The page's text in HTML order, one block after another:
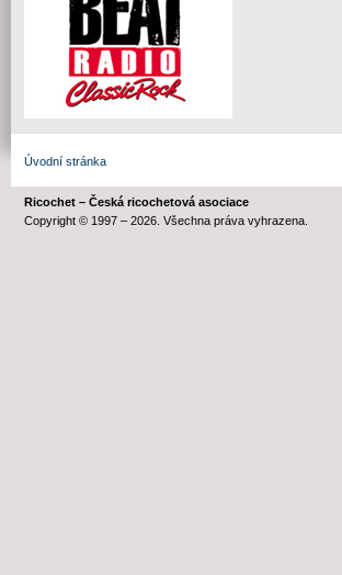
Úvodní stránka
Ricochet – Česká ricochetová asociace
Copyright © 1997 – 2026. Všechna práva vyhrazena.